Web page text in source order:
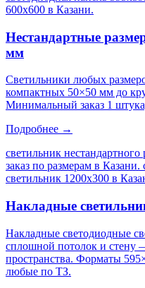
600х600 в Казани.
Нестандартные
мм
Светильники любых
компактных 50×50 мм до
Минимальный заказ 1
Подробнее →
светильник
заказ по размерам в
светильник 1200х300 в
Накладные
Накладные светодиодные
сплошной потолок и стену
пространства. Форматы
любые по ТЗ.